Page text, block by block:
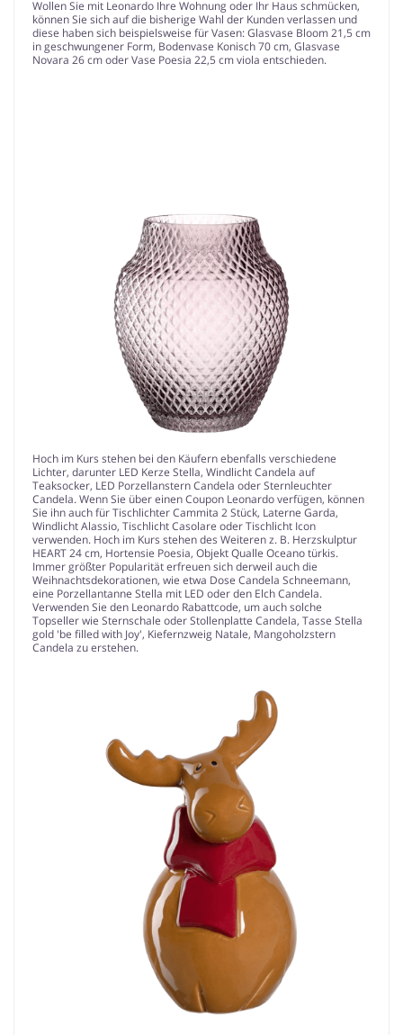
Wollen Sie mit Leonardo Ihre Wohnung oder Ihr Haus schmücken,
können Sie sich auf die bisherige Wahl der Kunden verlassen und
diese haben sich beispielsweise für Vasen: Glasvase Bloom 21,5 cm
in geschwungener Form, Bodenvase Konisch 70 cm, Glasvase
Novara 26 cm oder Vase Poesia 22,5 cm viola entschieden.
Hoch im Kurs stehen bei den Käufern ebenfalls verschiedene
Lichter, darunter LED Kerze Stella, Windlicht Candela auf
Teaksocker, LED Porzellanstern Candela oder Sternleuchter
Candela. Wenn Sie über einen Coupon Leonardo verfügen, können
Sie ihn auch für Tischlichter Cammita 2 Stück, Laterne Garda,
Windlicht Alassio, Tischlicht Casolare oder Tischlicht Icon
verwenden. Hoch im Kurs stehen des Weiteren z. B. Herzskulptur
HEART 24 cm, Hortensie Poesia, Objekt Qualle Oceano türkis.
Immer größter Popularität erfreuen sich derweil auch die
Weihnachtsdekorationen, wie etwa Dose Candela Schneemann,
eine Porzellantanne Stella mit LED oder den Elch Candela.
Verwenden Sie den Leonardo Rabattcode, um auch solche
Topseller wie Sternschale oder Stollenplatte Candela, Tasse Stella
gold 'be filled with Joy', Kiefernzweig Natale, Mangoholzstern
Candela zu erstehen.